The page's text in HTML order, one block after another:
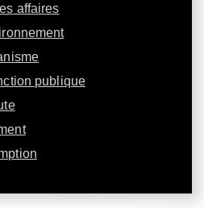
affaires
publique